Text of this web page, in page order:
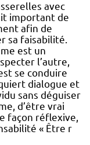
avec
important de
afin de
sa faisabilité.
est un
l’autre,
se conduire
dialogue et
sans déguiser
d’être vrai
façon réflexive,
« Être r